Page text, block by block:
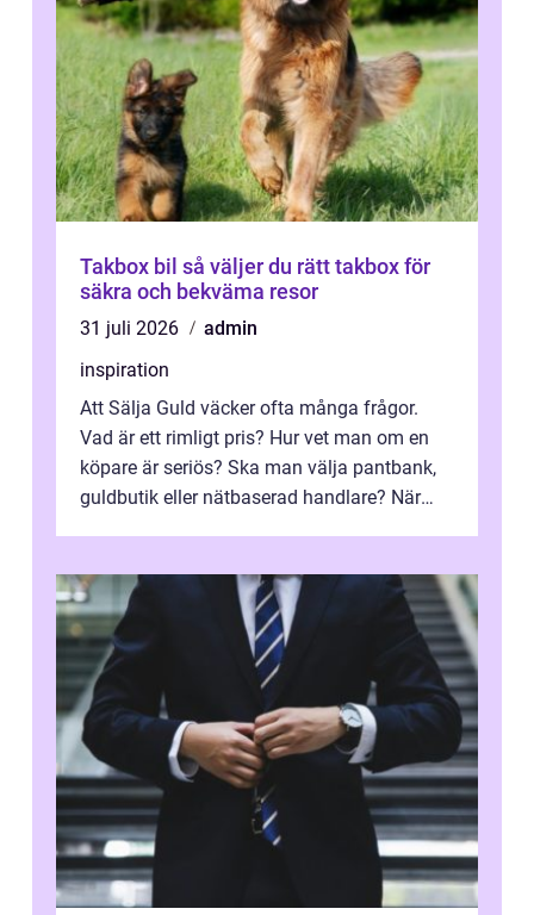
Takbox bil så väljer du rätt takbox för
säkra och bekväma resor
31 juli 2026
admin
inspiration
Att Sälja Guld väcker ofta många frågor.
Vad är ett rimligt pris? Hur vet man om en
köpare är seriös? Ska man välja pantbank,
guldbutik eller nätbaserad handlare? När